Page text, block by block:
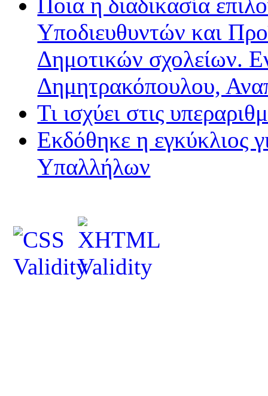
Ποια η διαδικασία
Υποδιευθυντών και
Δημοτικών σχολείων.
Δημητρακόπουλου,
Τι ισχύει στις
Εκδόθηκε η εγκύκλιος
Υπαλλήλων